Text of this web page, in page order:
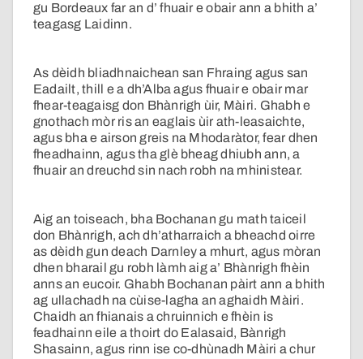
gu Bordeaux far an d’ fhuair e obair ann a bhith a’
teagasg Laidinn.
As dèidh bliadhnaichean san Fhraing agus san
Eadailt, thill e a dh’Alba agus fhuair e obair mar
fhear-teagaisg don Bhànrigh ùir, Màiri. Ghabh e
gnothach mòr ris an eaglais ùir ath-leasaichte,
agus bha e airson greis na Mhodaràtor, fear dhen
fheadhainn, agus tha glè bheag dhiubh ann, a
fhuair an dreuchd sin nach robh na mhinistear.
Aig an toiseach, bha Bochanan gu math taiceil
don Bhànrigh, ach dh’atharraich a bheachd oirre
as dèidh gun deach Darnley a mhurt, agus mòran
dhen bharail gu robh làmh aig a’ Bhànrigh fhèin
anns an eucoir. Ghabh Bochanan pàirt ann a bhith
ag ullachadh na cùise-lagha an aghaidh Màiri.
Chaidh an fhianais a chruinnich e fhèin is
feadhainn eile a thoirt do Ealasaid, Bànrigh
Shasainn, agus rinn ise co-dhùnadh Màiri a chur